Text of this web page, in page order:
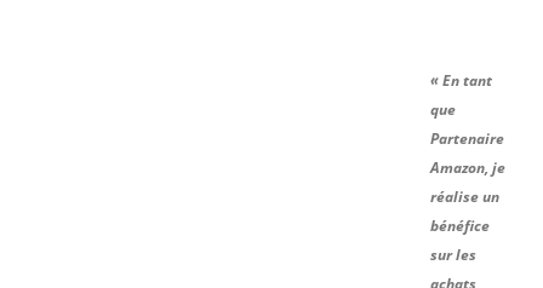
« En tant
que
Partenaire
Amazon, je
réalise un
bénéfice
sur les
achats